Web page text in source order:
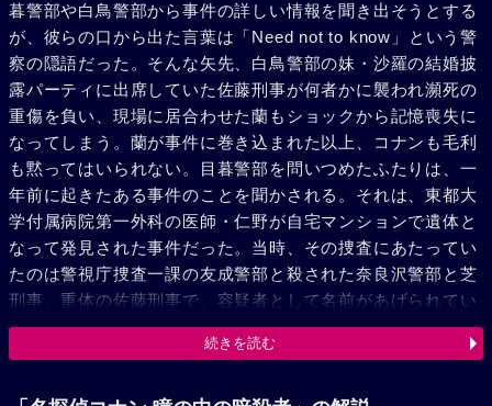
暮警部や白鳥警部から事件の詳しい情報を聞き出そうとする
が、彼らの口から出た言葉は「Need not to know」という警
察の隠語だった。そんな矢先、白鳥警部の妹・沙羅の結婚披
露パーティに出席していた佐藤刑事が何者かに襲われ瀕死の
重傷を負い、現場に居合わせた蘭もショックから記憶喪失に
なってしまう。蘭が事件に巻き込まれた以上、コナンも毛利
も黙ってはいられない。目暮警部を問いつめたふたりは、一
年前に起きたある事件のことを聞かされる。それは、東都大
学付属病院第一外科の医師・仁野が自宅マンションで遺体と
なって発見された事件だった。当時、その捜査にあたってい
たのは警視庁捜査一課の友成警部と殺された奈良沢警部と芝
刑事、重体の佐藤刑事で、容疑者として名前があげられてい
たのは、薬の横流しをしていた仁野を強請っていた小田切警
視長の息子・敏也だった。しかし、証拠不十分と捜査中に友
続きを読む